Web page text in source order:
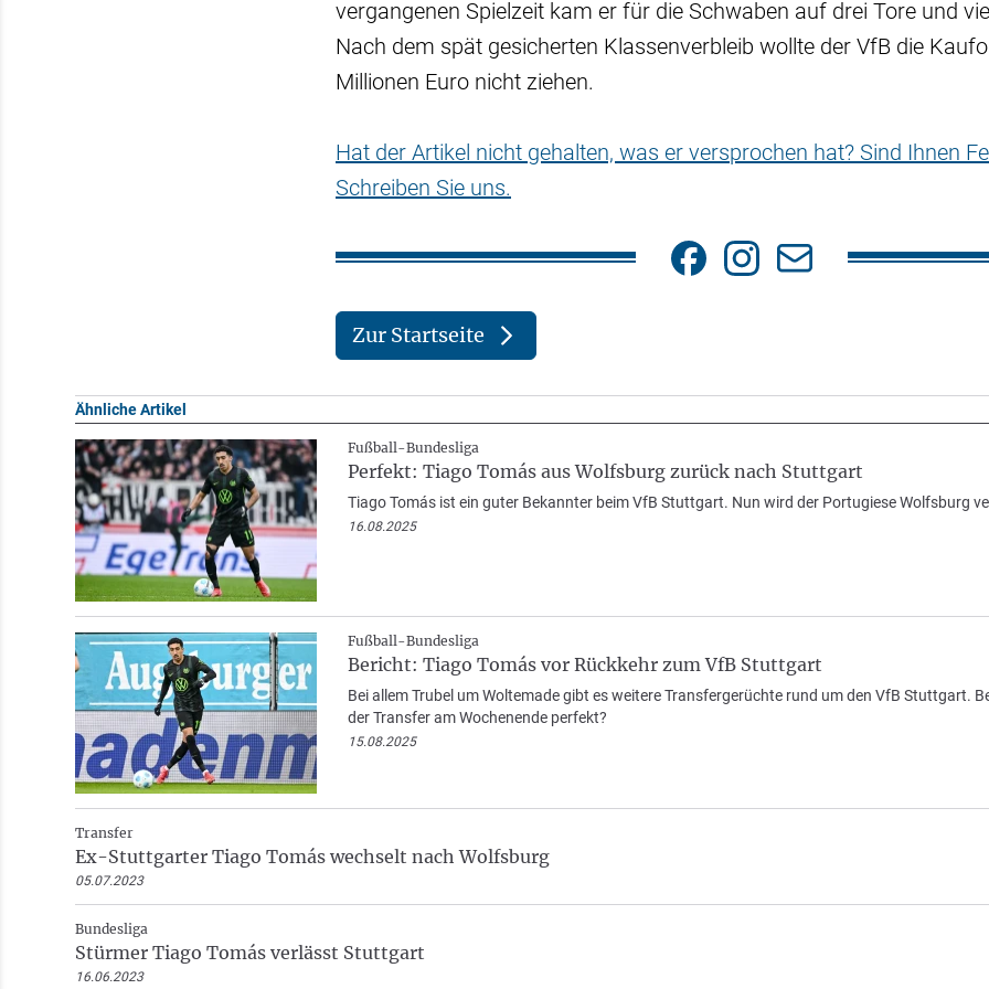
vergangenen Spielzeit kam er für die Schwaben auf drei Tore und
Nach dem spät gesicherten Klassenverbleib wollte der VfB die
Millionen Euro nicht ziehen.
Hat der Artikel nicht gehalten, was er versprochen hat? Sind Ihnen
Schreiben Sie uns.
Zur Startseite
Ähnliche Artikel
Fußball-Bundesliga
Perfekt: Tiago Tomás aus Wolfsburg zurück nach Stuttgart
Tiago Tomás ist ein guter Bekannter beim VfB Stuttgart. Nun wird der Portugiese Wolfsburg
16.08.2025
Fußball-Bundesliga
Bericht: Tiago Tomás vor Rückkehr zum VfB Stuttgart
Bei allem Trubel um Woltemade gibt es weitere Transfergerüchte rund um den VfB Stuttgart.
der Transfer am Wochenende perfekt?
15.08.2025
Transfer
Ex-Stuttgarter Tiago Tomás wechselt nach Wolfsburg
05.07.2023
Bundesliga
Stürmer Tiago Tomás verlässt Stuttgart
16.06.2023